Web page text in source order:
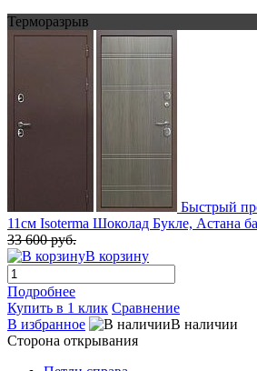
Терморазрыв
Быстрый
11см Isoterma Шоколад Букле, Астана
33 600 руб.
В корзину
Подробнее
Купить в 1 клик Сравнение
В избранное
В наличии
Сторона открывания